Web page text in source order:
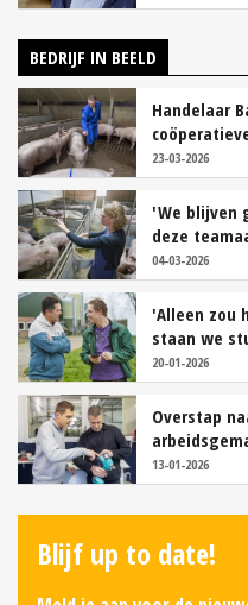
BEDRIJF IN BEELD
Handelaar
23-03-2026
'We blijven
deze
04-03-2026
'Alleen zou
staan we
20-01-2026
Overstap
13-01-2026
Blijf up to date!